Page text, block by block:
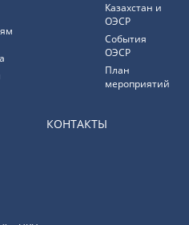
Казахстан и
ОЭСР
События
ОЭСР
План
мероприятий
КОНТАКТЫ